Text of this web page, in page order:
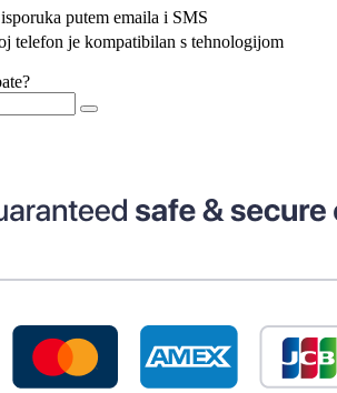
putem emaila i SMS
telefon je kompatibilan s tehnologijom